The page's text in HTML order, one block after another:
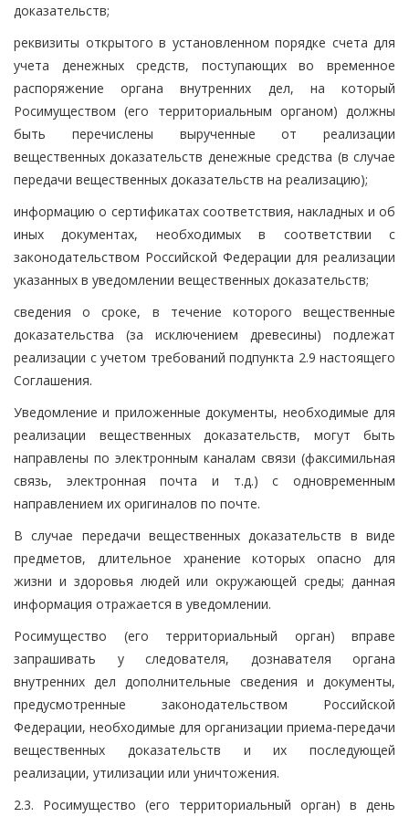
доказательств;
реквизиты открытого в установленном порядке счета для
учета денежных средств, поступающих во временное
распоряжение органа внутренних дел, на который
Росимуществом (его территориальным органом) должны
быть перечислены вырученные от реализации
вещественных доказательств денежные средства (в случае
передачи вещественных доказательств на реализацию);
информацию о сертификатах соответствия, накладных и об
иных документах, необходимых в соответствии с
законодательством Российской Федерации для реализации
указанных в уведомлении вещественных доказательств;
сведения о сроке, в течение которого вещественные
доказательства (за исключением древесины) подлежат
реализации с учетом требований подпункта 2.9 настоящего
Соглашения.
Уведомление и приложенные документы, необходимые для
реализации вещественных доказательств, могут быть
направлены по электронным каналам связи (факсимильная
связь, электронная почта и т.д.) с одновременным
направлением их оригиналов по почте.
В случае передачи вещественных доказательств в виде
предметов, длительное хранение которых опасно для
жизни и здоровья людей или окружающей среды; данная
информация отражается в уведомлении.
Росимущество (его территориальный орган) вправе
запрашивать у следователя, дознавателя органа
внутренних дел дополнительные сведения и документы,
предусмотренные законодательством Российской
Федерации, необходимые для организации приема-передачи
вещественных доказательств и их последующей
реализации, утилизации или уничтожения.
2.3. Росимущество (его территориальный орган) в день